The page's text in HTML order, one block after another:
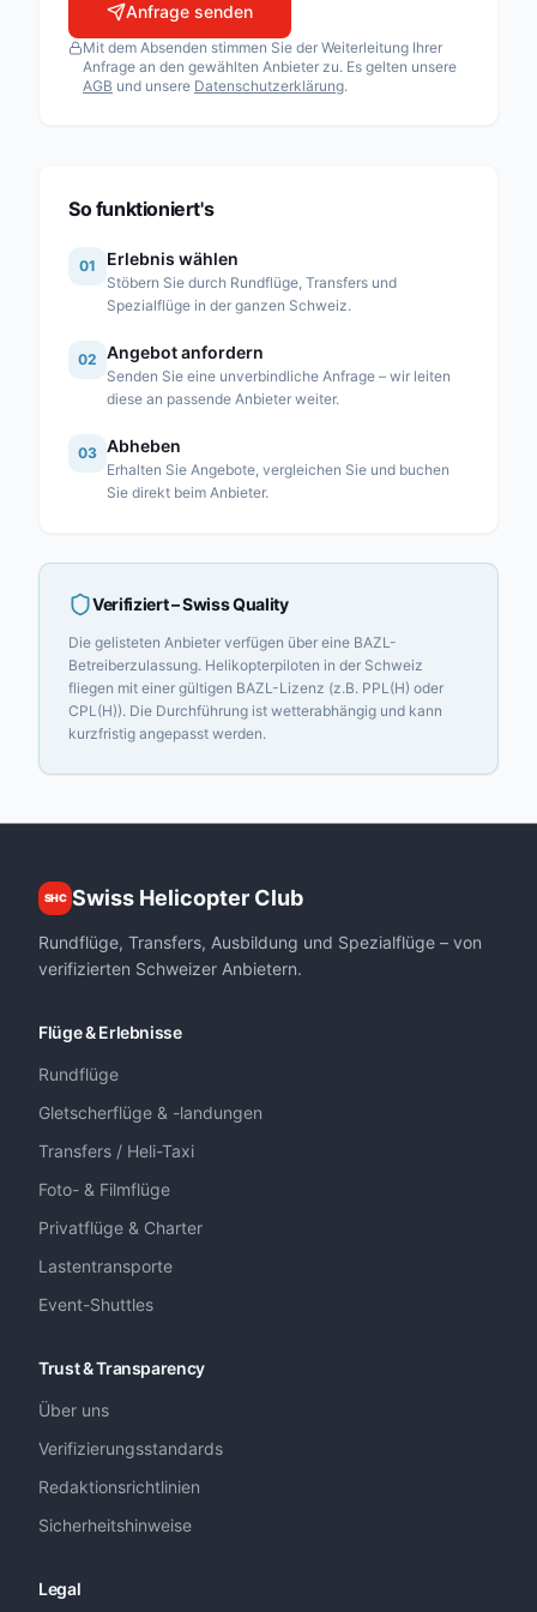
Airport Helicopter AHB AG
Fuchs Helikopter AG
Heli Sitterdorf AG / Heli Academy
Heli-TV SA
Linth Air Service AG
Mountain Flyers 80 Ltd
Partn’Air Management SA
Rose Helicopter AG
Simplon Air GmbH
Swiss Helicopter AG
Anfrage senden
Mit dem Absenden stimmen Sie der Weiterleitung Ihrer
Anfrage an den gewählten Anbieter zu. Es gelten unsere
AGB und unsere Datenschutzerklärung.
So funktioniert's
01 Erlebnis wählen
Stöbern Sie durch Rundflüge, Transfers und
Spezialflüge in der ganzen Schweiz.
02 Angebot anfordern
Senden Sie eine unverbindliche Anfrage – wir leiten
diese an passende Anbieter weiter.
03 Abheben
Erhalten Sie Angebote, vergleichen Sie und buchen
Sie direkt beim Anbieter.
Verifiziert– Swiss Quality
Die gelisteten Anbieter verfügen über eine BAZL-
Betreiberzulassung. Helikopterpiloten in der Schweiz
fliegen mit einer gültigen BAZL-Lizenz (z.B. PPL(H) oder
CPL(H)). Die Durchführung ist wetterabhängig und kann
kurzfristig angepasst werden.
SHC Swiss Helicopter Club
Rundflüge, Transfers, Ausbildung und Spezialflüge – von
verifizierten Schweizer Anbietern.
Flüge & Erlebnisse
Rundflüge
Gletscherflüge & -landungen
Transfers / Heli-Taxi
Foto- & Filmflüge
Privatflüge & Charter
Lastentransporte
Event-Shuttles
Trust & Transparency
Über uns
Verifizierungsstandards
Redaktionsrichtlinien
Sicherheitshinweise
Legal